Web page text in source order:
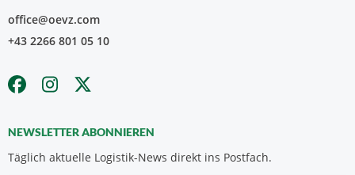
office@oevz.com
+43 2266 801 05 10
NEWSLETTER ABONNIEREN
Täglich aktuelle Logistik-News direkt ins Postfach.